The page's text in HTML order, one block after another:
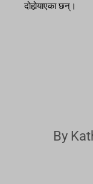
दोहोर्‍याएका छन्।
By